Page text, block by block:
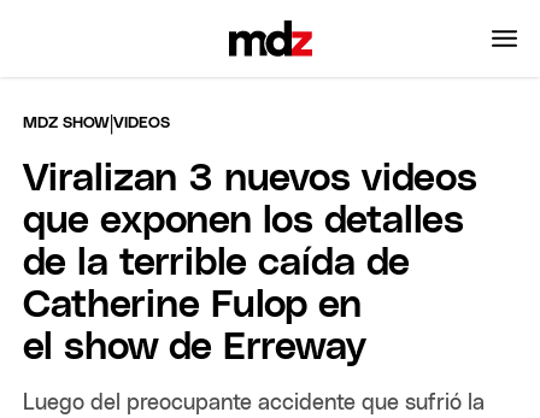
MDZ SHOW |VIDEOS
Viralizan 3 nuevos videos
que exponen los detalles
de la terrible caída de
Catherine Fulop en
el show de Erreway
Luego del preocupante accidente que sufrió la